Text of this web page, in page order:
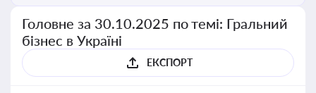
Головне за 30.10.2025 по темі: Гральний
бізнес в Україні
ЕКСПОРТ